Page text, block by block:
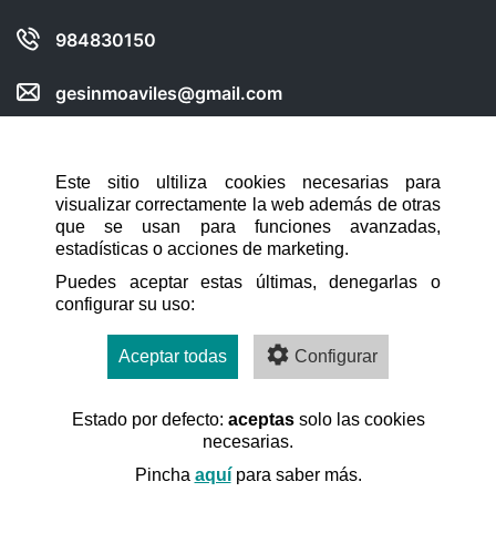
Este sitio ultiliza cookies necesarias para
visualizar correctamente la web además de otras
que se usan para funciones avanzadas,
estadísticas o acciones de marketing.
Puedes aceptar estas últimas, denegarlas o
configurar su uso:
Aceptar todas Configurar
Estado por defecto: aceptassolo las cookies
necesarias.
Pincha aquípara saber más.
984830150
gesinmoaviles@gmail.com
NAVEGACIÓN RÁPIDA
INICIO
CONTACTO
AVISO LEGAL